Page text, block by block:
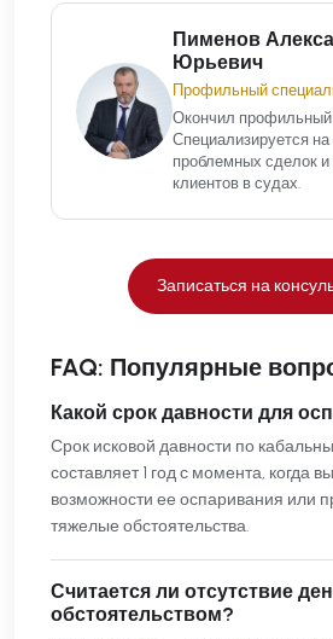
Пименов
Юрьевич
Профильный
Окончил
Специализируется
проблемных сделок
клиентов в судах.
Записаться на
FAQ: Популярные
Какой срок давности для
Срок исковой давности по
составляет 1 год с момента, когда
возможности ее оспаривания или
тяжелые обстоятельства.
Считается ли отсутствие
обстоятельством?